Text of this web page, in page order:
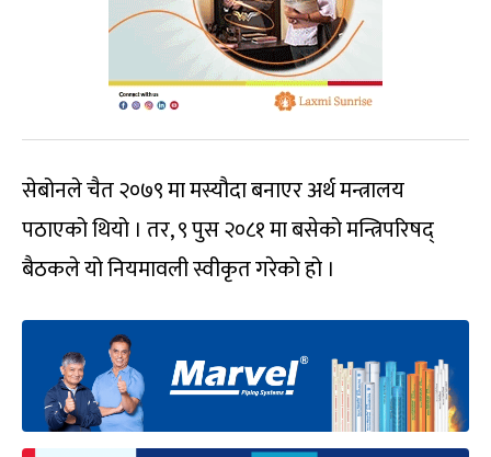
सेबोनले चैत २०७९ मा मस्यौदा बनाएर अर्थ मन्त्रालय
पठाएको थियो । तर, ९ पुस २०८१ मा बसेको मन्त्रिपरिषद्
बैठकले यो नियमावली स्वीकृत गरेको हो ।